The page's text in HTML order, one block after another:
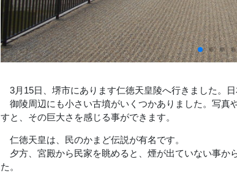
3月15日、堺市にあります仁徳天皇陵へ行きました。日
御陵周辺にも小さい古墳がいくつかありました。写真
すと、その巨大さを感じる事ができます。
仁徳天皇は、民のかまど伝説が有名です。
夕方、宮殿から民家を眺めると、煙が出ていない事か
た。